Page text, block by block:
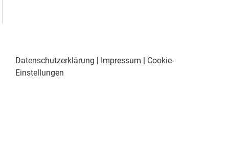
Datenschutzerklärung Impressum
Cookie-
Einstellungen